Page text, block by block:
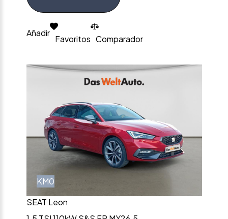
Añadir
Favoritos Comparador
KM0
SEAT Leon